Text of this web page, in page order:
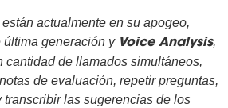
actualmente en su apogeo,
generación y Voice Analysis,
cantidad de llamados simultáneos,
de evaluación, repetir preguntas,
las sugerencias de los